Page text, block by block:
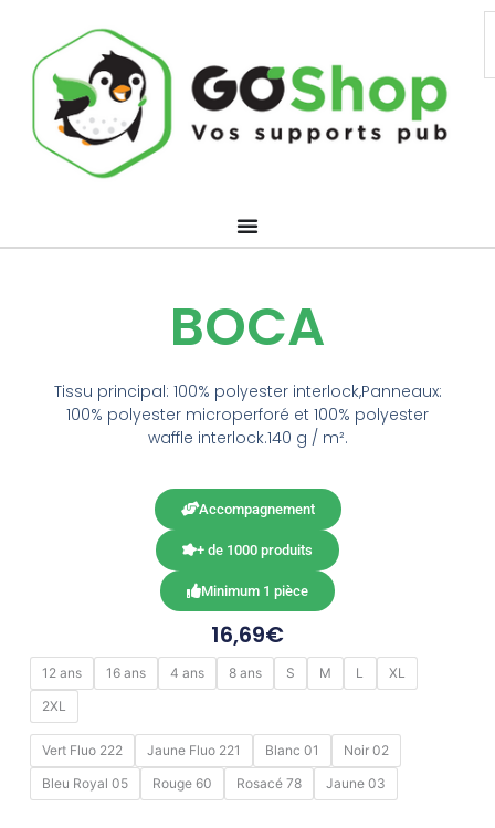
contenu
BOCA
Tissu principal: 100% polyester interlock,Panneaux:
100% polyester microperforé et 100% polyester
waffle interlock.140 g / m².
Accompagnement
+ de 1000 produits
Minimum 1 pièce
16,69€
12 ans 16 ans 4 ans 8 ans S M L
XL
2XL
Vert Fluo 222 Jaune Fluo 221 Blanc 01
Noir 02
Bleu Royal 05
Rouge 60 Rosacé 78 Jaune 03
quantité
de
BOCA